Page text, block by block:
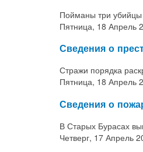
Пойманы три убийцы
Пятница, 18 Апрель
Сведения о
Стражи порядка
Пятница, 18 Апрель
Сведения о
В Старых Бурасах
Четверг, 17 Апрель